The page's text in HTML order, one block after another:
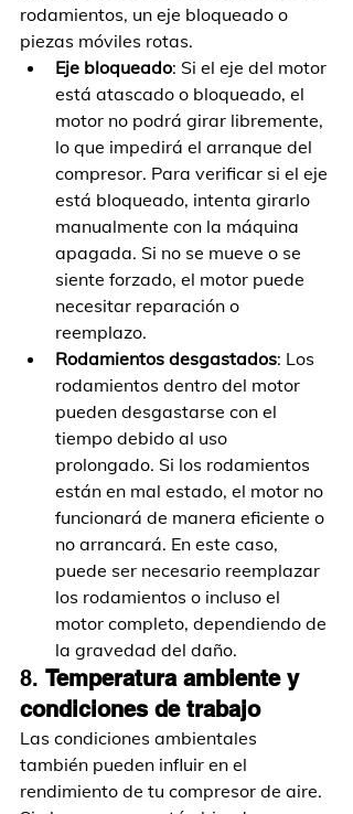
rodamientos, un eje bloqueado o
piezas móviles rotas.
Eje bloqueado: Si el eje del motor
está atascado o bloqueado, el
motor no podrá girar libremente,
lo que impedirá el arranque del
compresor. Para verificar si el eje
está bloqueado, intenta girarlo
manualmente con la máquina
apagada. Si no se mueve o se
siente forzado, el motor puede
necesitar reparación o
reemplazo.
Rodamientos desgastados: Los
rodamientos dentro del motor
pueden desgastarse con el
tiempo debido al uso
prolongado. Si los rodamientos
están en mal estado, el motor no
funcionará de manera eficiente o
no arrancará. En este caso,
puede ser necesario reemplazar
los rodamientos o incluso el
motor completo, dependiendo de
la gravedad del daño.
8. Temperatura ambiente y
condiciones de trabajo
Las condiciones ambientales
también pueden influir en el
rendimiento de tu compresor de aire.